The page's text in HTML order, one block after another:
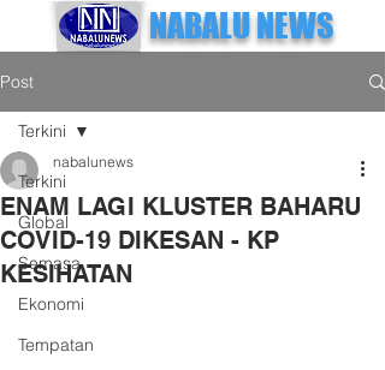
NABALU NEWS
Post
Terkini
Global
Semasa
Ekonomi
Tempatan
Terkini
ENAM LAGI KLUSTER BAHARU
COVID-19 DIKESAN - KP
KESIHATAN
nabalunews